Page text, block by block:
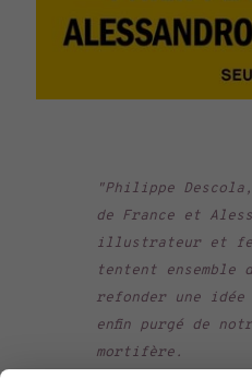
"Philippe
de France et
illustrateur et
tentent ensemble
refonder une idée
enfin purgé de
mortifère.